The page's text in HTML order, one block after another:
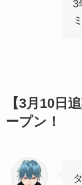
3
【3月10日
ープン！